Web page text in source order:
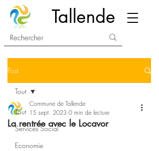
Tallende
Post
Tout
Services Social
Economie
Tout
La rentrée avec le Locavor
Commune de Tallende
15 sept. 2023 0 min de lecture